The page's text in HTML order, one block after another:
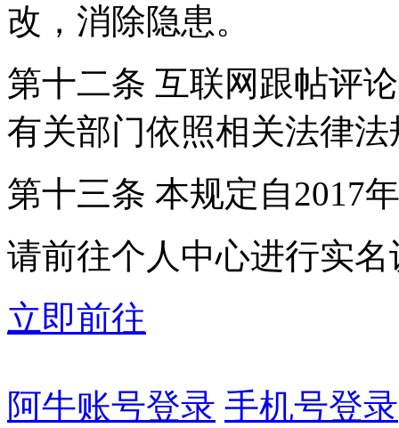
改，消除隐患。
第十二条 互联网跟帖评
有关部门依照相关法律
第十三条 本规定自2017
请前往个人中心进行实名
立即前往
阿牛账号登录 手机号登录